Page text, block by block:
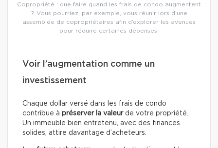
Copropriété : que faire quand les frais de condo augmentent
? Vous pourriez, par exemple, vous réunir lors d’une
assemblée de copropriétaires afin d’explorer les avenues
pour réduire certaines dépenses.
Voir l’augmentation comme un
investissement
Chaque dollar versé dans les frais de condo
contribue à préserver la valeurde votre propriété.
Un immeuble bien entretenu, avec des finances
solides, attire davantage d’acheteurs.